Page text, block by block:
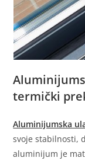
termički
Aluminijumska
svoje stabilnosti,
aluminijum je